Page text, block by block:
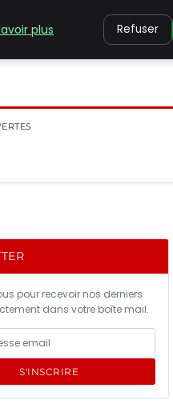
pour recevoir nos derniers
dans votre boîte mail.
S'INSCRIRE
plus Refuser